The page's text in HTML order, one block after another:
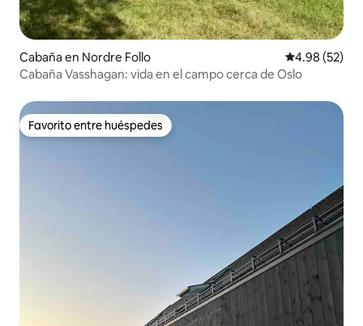
Cabaña en Nordre Follo Calificación
4.98 (52)
Cabaña Vasshagan: vida en el campo cerca de Oslo
Favorito entre huéspedes
Favorito entre huéspedes